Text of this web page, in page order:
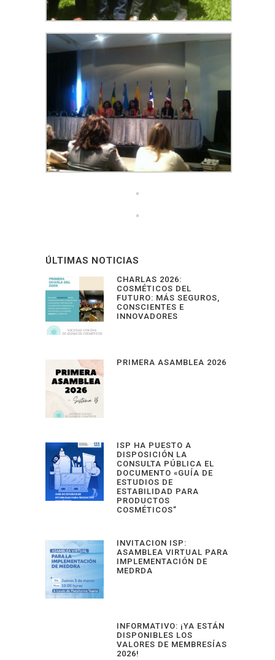
ÚLTIMAS NOTICIAS
CHARLAS 2026:
COSMÉTICOS DEL
FUTURO: MÁS SEGUROS,
CONSCIENTES E
INNOVADORES
PRIMERA ASAMBLEA 2026
ISP HA PUESTO A
DISPOSICIÓN LA
CONSULTA PÚBLICA EL
DOCUMENTO «GUÍA DE
ESTUDIOS DE
ESTABILIDAD PARA
PRODUCTOS
COSMÉTICOS”
INVITACION ISP:
ASAMBLEA VIRTUAL PARA
IMPLEMENTACIÓN DE
MEDRDA
INFORMATIVO: ¡YA ESTÁN
DISPONIBLES LOS
VALORES DE MEMBRESÍAS
2026!